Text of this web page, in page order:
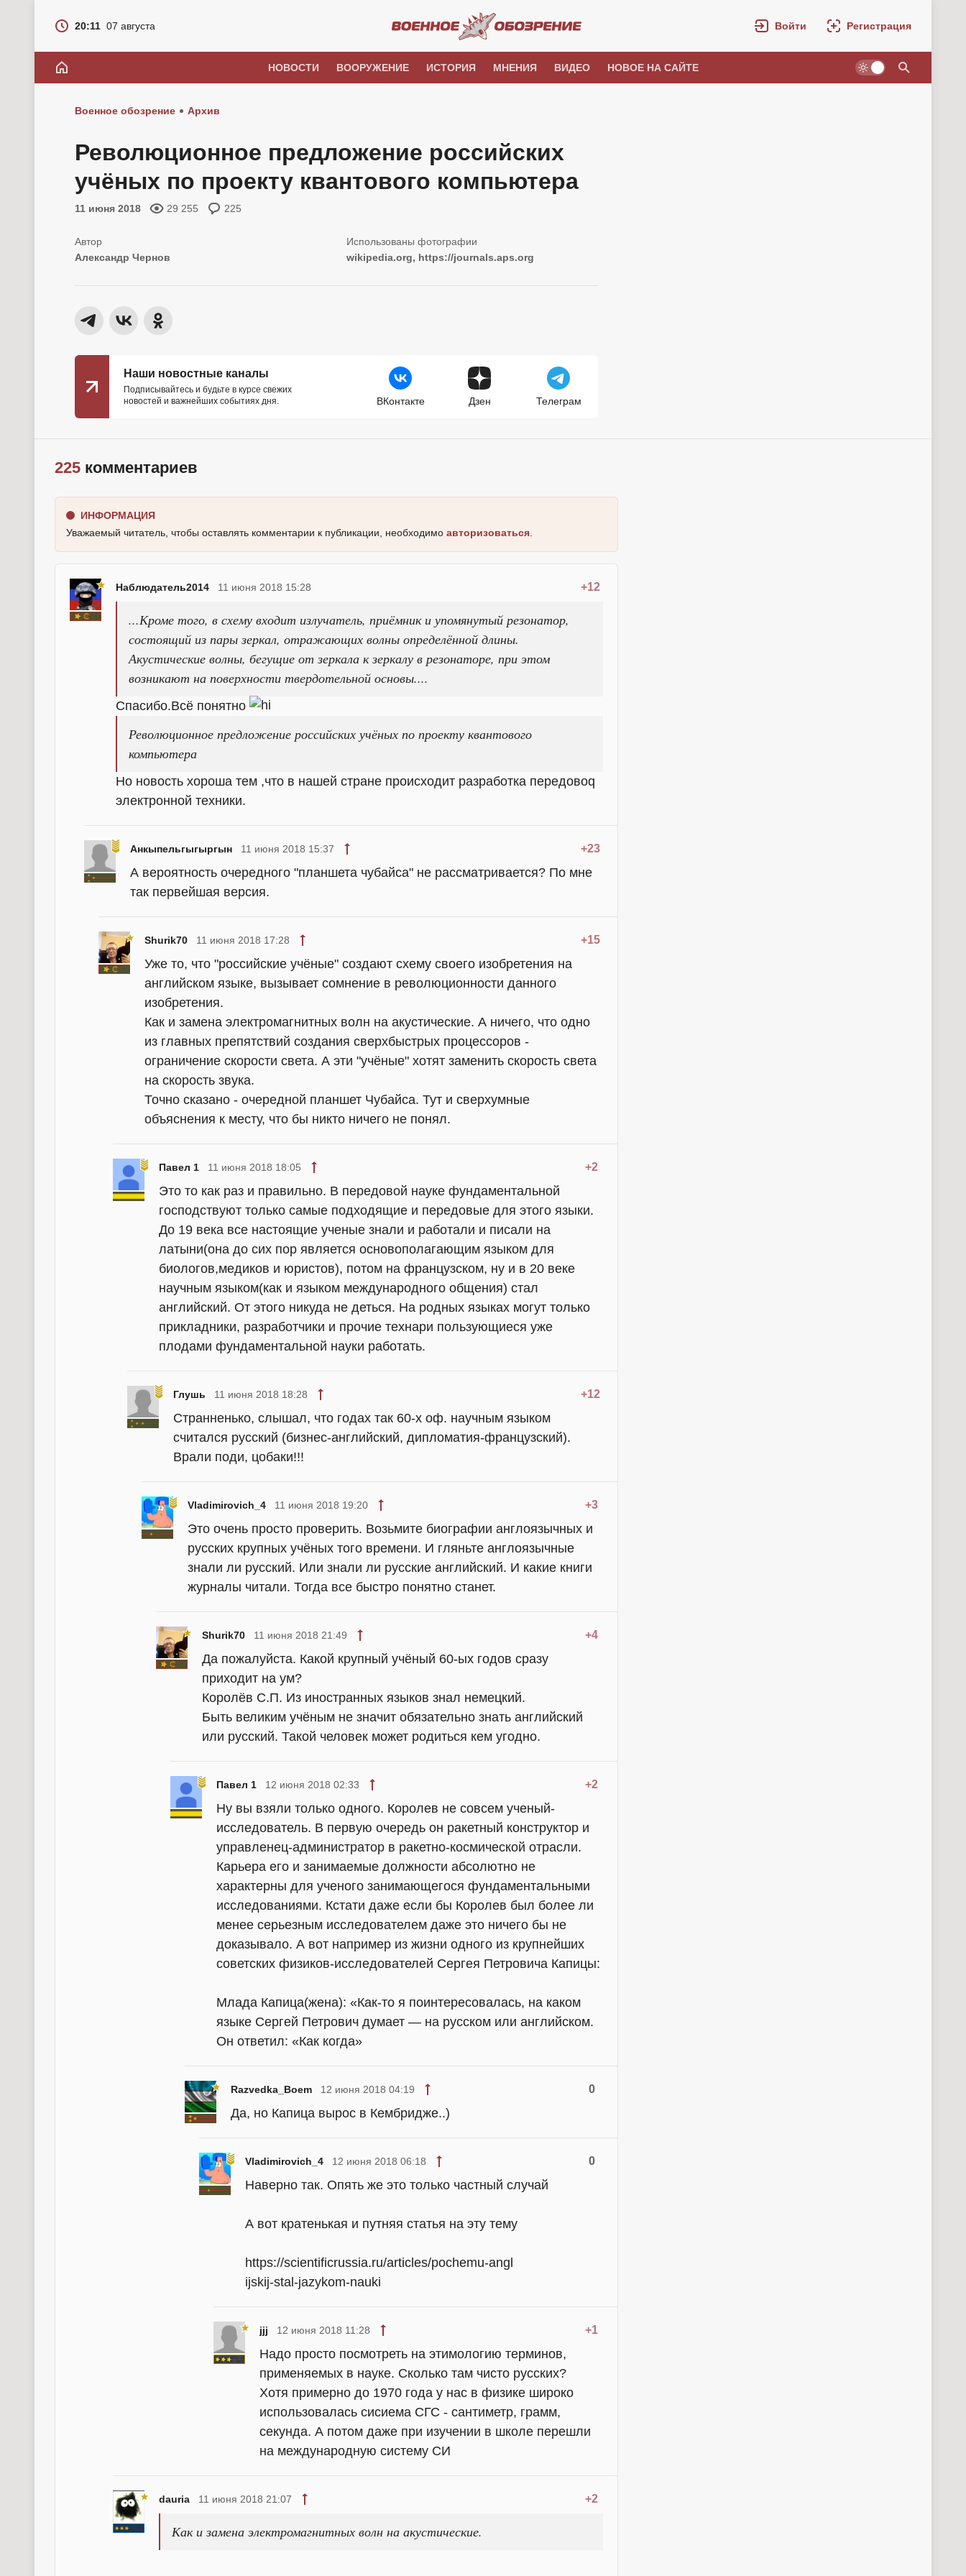
20:11 07 августа Войти Регистрация
НОВОСТИ ВООРУЖЕНИЕ ИСТОРИЯ МНЕНИЯ ВИДЕО НОВОЕ НА САЙТЕ
Военное обозрение Архив
Революционное предложение российских
учёных по проекту квантового компьютера
11 июня 2018 29 255 225
Александр Чернов wikipedia.org, https://journals.aps.org
Наши новостные каналы
Подписывайтесь и будьте в курсе свежих
новостей и важнейших событиях дня.
ВКонтакте Дзен Телеграм
225 комментариев
ИНФОРМАЦИЯ
Уважаемый читатель, чтобы оставлять комментарии к публикации, необходимо авторизоваться
Наблюдатель2014 +12
11 июня 2018 15:28
...Кроме того, в схему входит излучатель, приёмник и упомянутый резонатор,
состоящий из пары зеркал, отражающих волны определённой длины.
Акустические волны, бегущие от зеркала к зеркалу в резонаторе, при этом
возникают на поверхности твердотельной основы....
Спасибо.Всё понятно
Революционное предложение российских учёных по проекту квантового
компьютера
Но новость хороша тем ,что в нашей стране происходит разработка передовоq
электронной техники.
Анкыпельгыгыргын +23
11 июня 2018 15:37
А вероятность очередного "планшета чубайса" не рассматривается? По мне
так первейшая версия.
Shurik70 +15
11 июня 2018 17:28
Уже то, что "российские учёные" создают схему своего изобретения на
английском языке, вызывает сомнение в революционности данного
изобретения.
Как и замена электромагнитных волн на акустические. А ничего, что одно
из главных препятствий создания сверхбыстрых процессоров -
ограничение скорости света. А эти "учёные" хотят заменить скорость света
на скорость звука.
Точно сказано - очередной планшет Чубайса. Тут и сверхумные
объяснения к месту, что бы никто ничего не понял.
Павел 1 +2
11 июня 2018 18:05
Это то как раз и правильно. В передовой науке фундаментальной
господствуют только самые подходящие и передовые для этого языки.
До 19 века все настоящие ученые знали и работали и писали на
латыни(она до сих пор является основополагающим языком для
биологов,медиков и юристов), потом на французском, ну и в 20 веке
научным языком(как и языком международного общения) стал
английский. От этого никуда не деться. На родных языках могут только
прикладники, разработчики и прочие технари пользующиеся уже
плодами фундаментальной науки работать.
Глушь +12
11 июня 2018 18:28
Странненько, слышал, что годах так 60-х оф. научным языком
считался русский (бизнес-английский, дипломатия-французский).
Врали поди, цобаки!!!
Vladimirovich_4 +3
11 июня 2018 19:20
Это очень просто проверить. Возьмите биографии англоязычных и
русских крупных учёных того времени. И гляньте англоязычные
знали ли русский. Или знали ли русские английский. И какие книги
журналы читали. Тогда все быстро понятно станет.
Shurik70 +4
11 июня 2018 21:49
Да пожалуйста. Какой крупный учёный 60-ых годов сразу
приходит на ум?
Королёв С.П. Из иностранных языков знал немецкий.
Быть великим учёным не значит обязательно знать английский
или русский. Такой человек может родиться кем угодно.
Павел 1 +2
12 июня 2018 02:33
Ну вы взяли только одного. Королев не совсем ученый-
исследователь. В первую очередь он ракетный конструктор и
управленец-администратор в ракетно-космической отрасли.
Карьера его и занимаемые должности абсолютно не
характерны для ученого занимающегося фундаментальными
исследованиями. Кстати даже если бы Королев был более ли
менее серьезным исследователем даже это ничего бы не
доказывало. А вот например из жизни одного из крупнейших
советских физиков-исследователей Сергея Петровича Капицы:
Млада Капица(жена): «Как-то я поинтересовалась, на каком
языке Сергей Петрович думает — на русском или английском.
Он ответил: «Как когда»
Razvedka_Boem 0
12 июня 2018 04:19
Да, но Капица вырос в Кембридже..)
Vladimirovich_4 0
12 июня 2018 06:18
Наверно так. Опять же это только частный случай
А вот кратенькая и путняя статья на эту тему
https://scientificrussia.ru/articles/pochemu-angl
ijskij-stal-jazykom-nauki
jjj +1
12 июня 2018 11:28
Надо просто посмотреть на этимологию терминов,
применяемых в науке. Сколько там чисто русских?
Хотя примерно до 1970 года у нас в физике широко
использовалась сисиема СГС - сантиметр, грамм,
секунда. А потом даже при изучении в школе перешли
на международную систему СИ
dauria +2
11 июня 2018 21:07
Как и замена электромагнитных волн на акустические.